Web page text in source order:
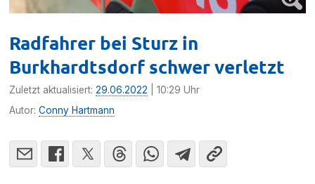
Radfahrer bei Sturz in
Burkhardtsdorf schwer verletzt
Zuletzt aktualisiert:29.06.2022 | 10:29 Uhr
Autor:Conny Hartmann